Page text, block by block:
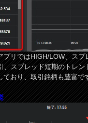
プリではHIGH/LOW、スプ
、スプレッド短期のトレン
ており、取引銘柄も豊富で